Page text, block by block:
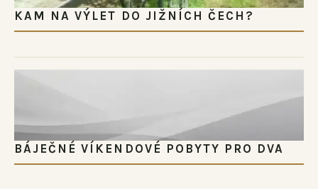
KAM NA VÝLET DO JIŽNÍCH ČECH?
BÁJEČNÉ VÍKENDOVÉ POBYTY PRO DVA